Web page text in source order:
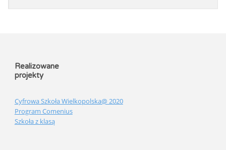
Realizowane
projekty
Cyfrowa Szkoła Wielkopolska@ 2020
Program Comenius
Szkoła z klasą